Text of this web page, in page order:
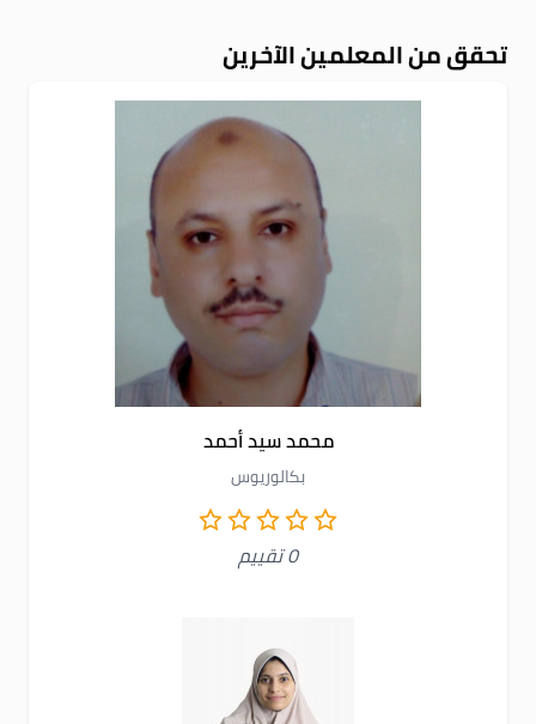
تحقق من المعلمين الآخرين
محمد سيد أحمد
بكالوريوس
0 تقييم